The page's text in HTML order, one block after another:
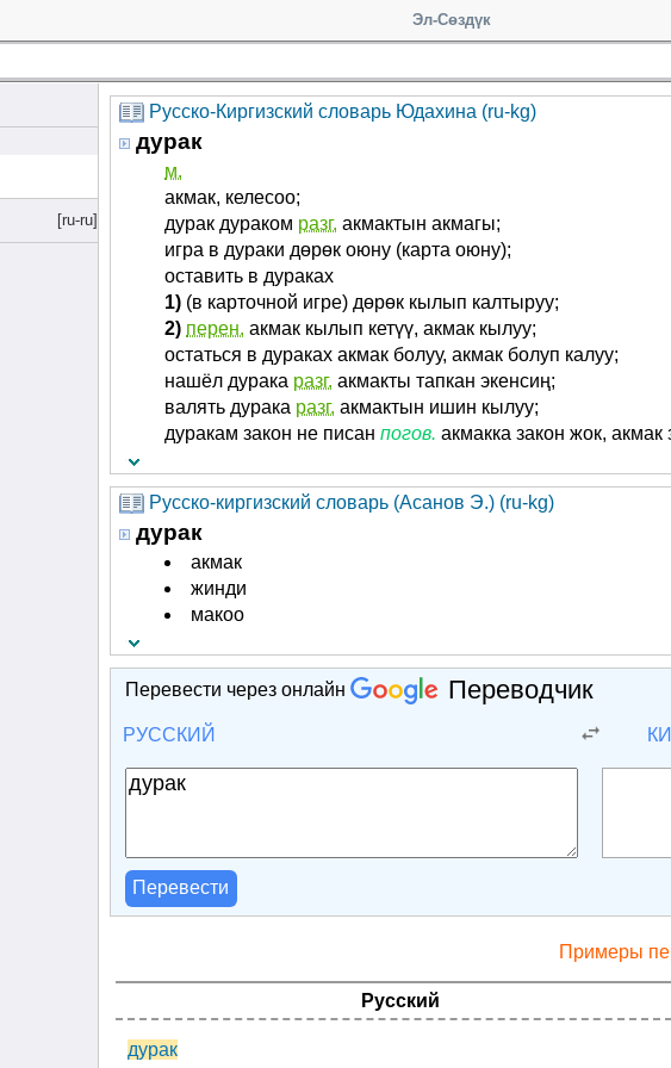
Эл-Сөздүк
[ru-ru]
Русско-Киргизский словарь Юдахина (ru-kg)
дурак
м.
акмак, келесоо;
дурак дураком разг. акмактын акмагы;
игра в дураки дөрөк оюну (карта оюну);
оставить в дураках
1) (в карточной игре) дөрөк кылып калтыруу;
2) перен. акмак кылып кетүү, акмак кылуу;
остаться в дураках акмак болуу, акмак болуп калуу;
нашёл дурака разг. акмакты тапкан экенсиң;
валять дурака разг. акмактын ишин кылуу;
дуракам закон не писан погов. акмакка закон жок,
Русско-киргизский словарь (Асанов Э.) (ru-kg)
дурак
акмак
жинди
макоо
Перевести через онлайн Переводчик
РУССКИЙ
Перевести
Примеры
Русский
дурак